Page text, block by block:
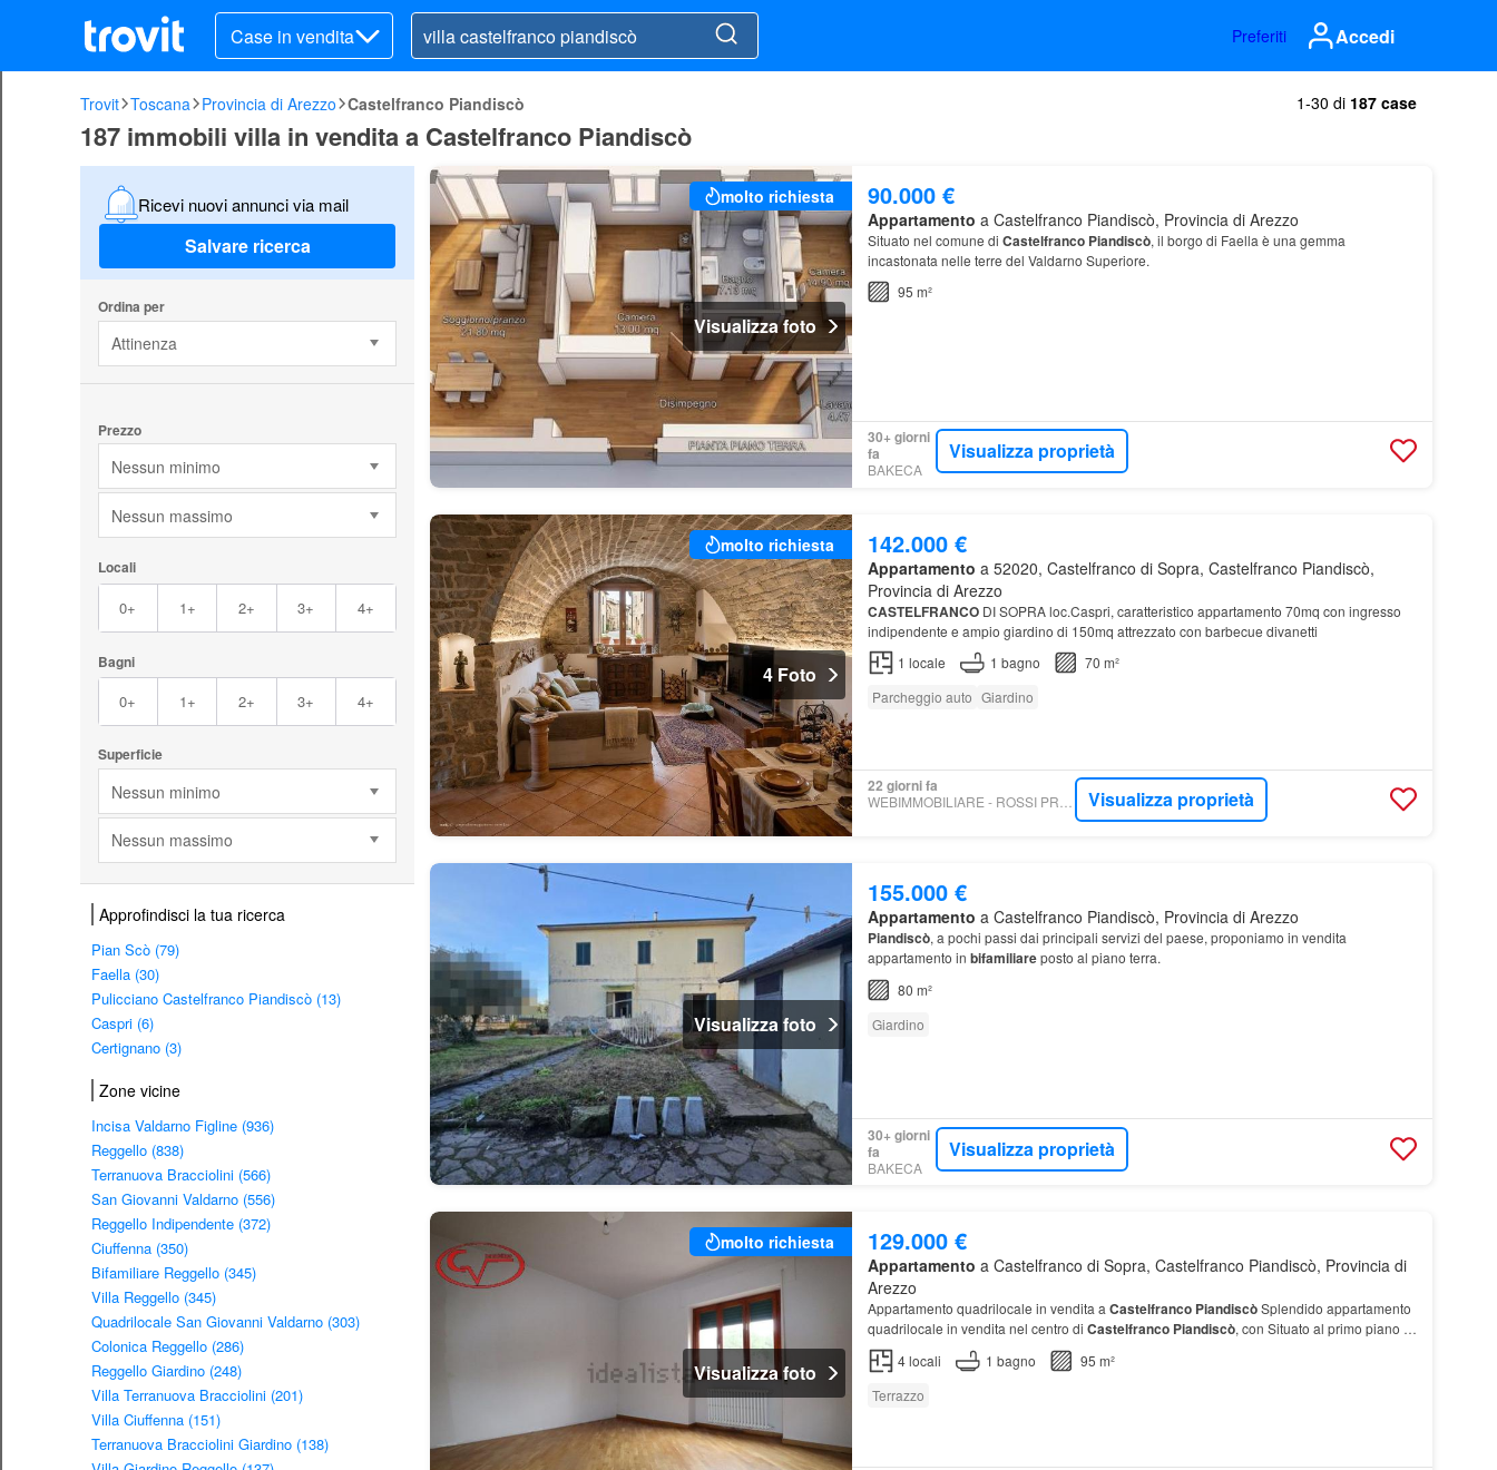
Case in vendita Preferiti Accedi
Trovit Toscana Provincia di Arezzo Castelfranco Piandiscò 1-30 di 187 case
187 immobili villa in vendita a Castelfranco Piandiscò
Ricevi nuovi annunci via mail
Salvare ricerca
Ordina per
Attinenza
Prezzo
Nessun minimo
Nessun massimo
Locali
0+ 1+ 2+ 3+ 4+
Bagni
0+ 1+ 2+ 3+ 4+
Superficie
Nessun minimo
Nessun massimo
Approfindisci la tua ricerca
Pian Scò (79)
Faella (30)
Pulicciano Castelfranco Piandiscò (13)
Caspri (6)
Certignano (3)
Zone vicine
Incisa Valdarno Figline (936)
Reggello (838)
Terranuova Bracciolini (566)
San Giovanni Valdarno (556)
Reggello Indipendente (372)
Ciuffenna (350)
Bifamiliare Reggello (345)
Villa Reggello (345)
Quadrilocale San Giovanni Valdarno (303)
Colonica Reggello (286)
Reggello Giardino (248)
Villa Terranuova Bracciolini (201)
Villa Ciuffenna (151)
Terranuova Bracciolini Giardino (138)
molto richiesta
Visualizza foto
90.000 €
Appartamento a Castelfranco Piandiscò, Provincia di Arezzo
Situato nel comune di Castelfranco Piandiscò, il borgo di Faella è una gemma
incastonata nelle terre del Valdarno Superiore.
95 m²
30+ giorni
fa
BAKECA
Visualizza proprietà
molto richiesta
4 Foto
142.000 €
Appartamento a 52020, Castelfranco di Sopra, Castelfranco Piandiscò,
Provincia di Arezzo
CASTELFRANCODI SOPRA loc.Caspri, caratteristico appartamento 70mq con ingresso
indipendente e ampio giardino di 150mq attrezzato con barbecue divanetti
1 locale 1 bagno
70 m²
Parcheggio auto Giardino
22 giorni fa
WEBIMMOBILIARE - ROSSI PROJECT DI ROSSI RAFFAELLA Visualizza proprietà
Visualizza foto
155.000 €
Appartamento a Castelfranco Piandiscò, Provincia di Arezzo
Piandiscò, a pochi passi dai principali servizi del paese, proponiamo in vendita
appartamento in bifamiliareposto al piano terra.
80 m²
Giardino
30+ giorni
fa
BAKECA
Visualizza proprietà
molto richiesta
Visualizza foto
129.000 €
Appartamento a Castelfranco di Sopra, Castelfranco Piandiscò, Provincia di
Arezzo
Appartamento quadrilocale in vendita a Castelfranco PiandiscòSplendido appartamento
quadrilocale in vendita nel centro di Castelfranco Piandiscò, con Situato al primo piano di
una
, l'immobile offre ampi spaz…
4locali 1 bagno
95 m²
Terrazzo